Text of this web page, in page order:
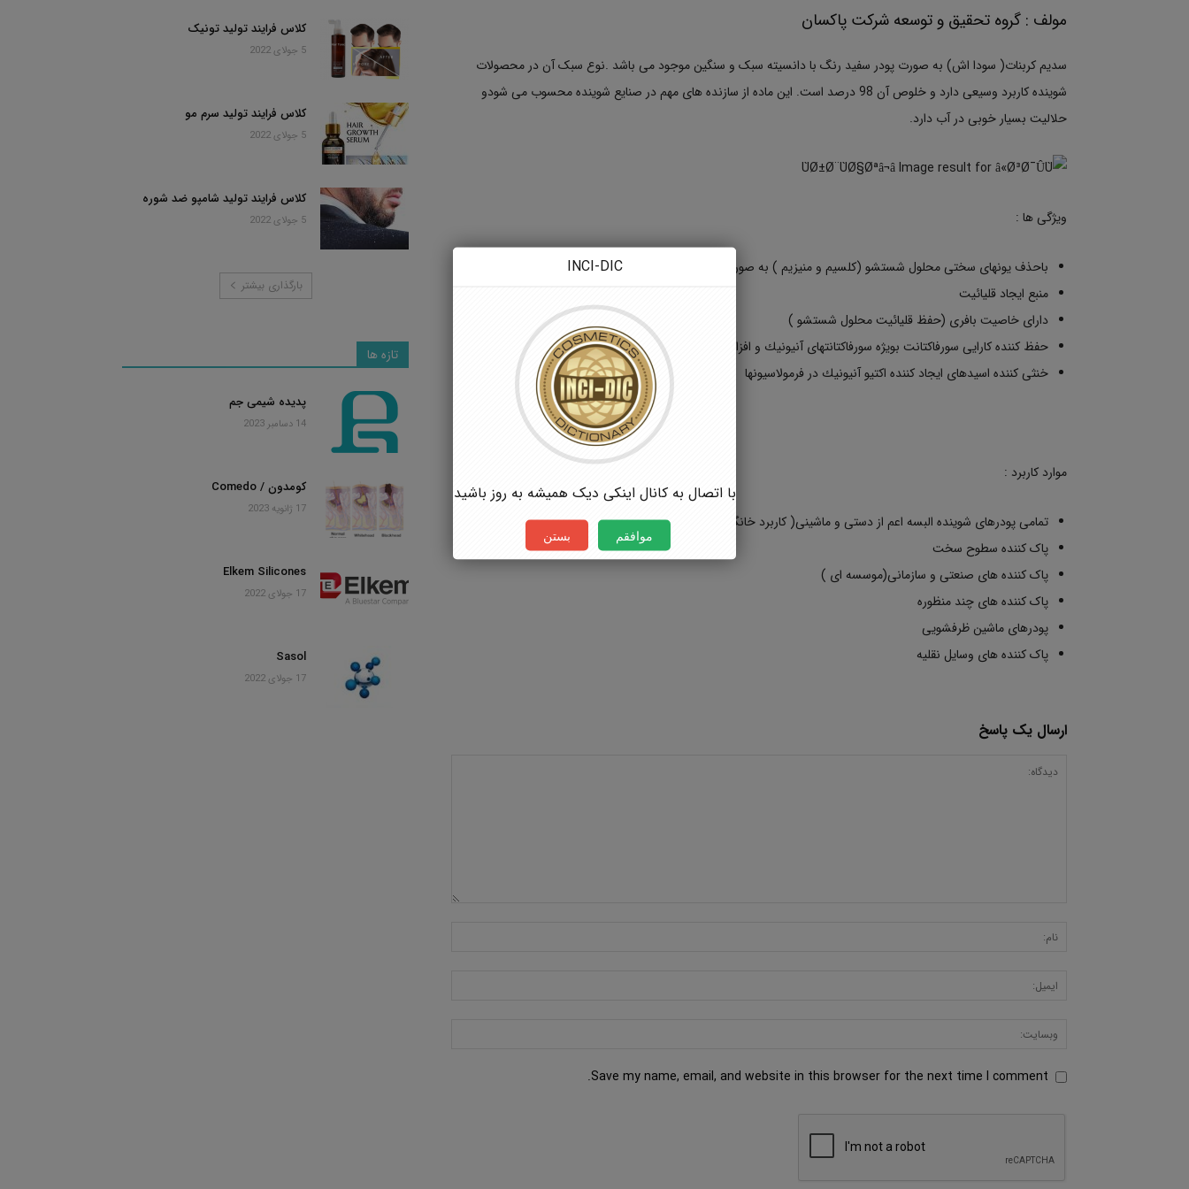
مولف : گروه تحقیق و توسعه شرکت پاکسان
سدیم كربنات( سودا اش) به صورت پودر سفید رنگ با دانسیته سبک و سنگین موجود می باشد .نوع سبک آن در محصولات
شوینده کاربرد وسیعی دارد و خلوص آن 98 درصد است. این ماده از سازنده های مهم در صنایع شوینده محسوب می شودو
حلالیت بسیار خوبی در آب دارد.
ویژگی ها :
باحذف یونهای سختی محلول شستشو (كلسیم و منیزیم ) به صورت ترسیبی باعث نرم کردن آب می شود.
منبع ایجاد قلیائیت
دارای خاصیت بافری (حفظ قلیائیت محلول شستشو )
حفظ کننده كارایی سورفاكتانت بویژه سورفاكتانتهای آنیونیك و افزایش پاك كنندگی
خنثی کننده اسیدهای ایجاد كننده اكتیو آنیونیك در فرمولاسیونها
موارد كاربرد :
تمامی پودرهای شوینده البسه اعم از دستی و ماشینی( کاربرد خانگی و موسسه ای)
پاک کننده سطوح سخت
پاک کننده های صنعتی و سازمانی(موسسه ای )
پاک کننده های چند منظوره
پودرهای ماشین ظرفشویی
پاک کننده های وسایل نقلیه
ارسال یک پاسخ
Save my name, email, and website in this browser for the next time I comment.
کلاس فرایند تولید تونیک
5 جولای 2022
کلاس فرایند تولید سرم مو
5 جولای 2022
کلاس فرایند تولید شامپو ضد شوره
5 جولای 2022
بارگذاری بیشتر
تازه ها
پدیده شیمی جم
14 دسامبر 2023
کومدون / Comedo
17 ژانویه 2023
Elkem Silicones
17 جولای 2022
Sasol
17 جولای 2022
INCI-DIC
با اتصال به کانال اینکی دیک همیشه به روز باشید
موافقم بستن